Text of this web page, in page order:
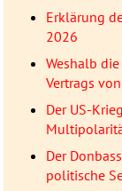
Erklärung
2026
Weshalb
Vertrags
Der US-
Der
politische